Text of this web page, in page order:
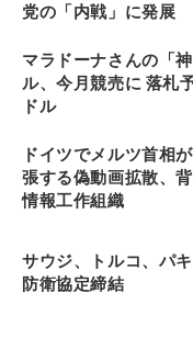
党の「内戦」に発展
マラドーナさんの「
ル、今月競売に 落札
ドル
ドイツでメルツ首相
張する偽動画拡散、
情報工作組織
サウジ、トルコ、パ
防衛協定締結